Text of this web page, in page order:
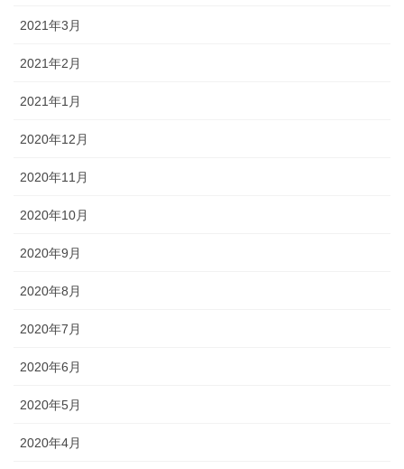
2021年3月
2021年2月
2021年1月
2020年12月
2020年11月
2020年10月
2020年9月
2020年8月
2020年7月
2020年6月
2020年5月
2020年4月